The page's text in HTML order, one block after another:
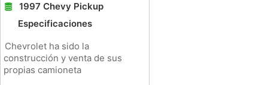
1997 Chevy Pickup
Especificaciones
Chevrolet ha sido la
construcción y venta de sus
propias camioneta